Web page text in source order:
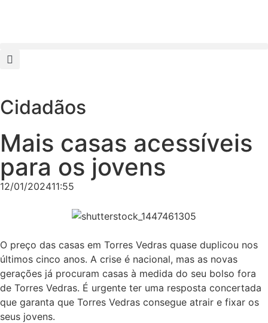
Cidadãos
Mais casas acessíveis
para os jovens
12/01/202411:55
O preço das casas em Torres Vedras quase duplicou nos
últimos cinco anos. A crise é nacional, mas as novas
gerações já procuram casas à medida do seu bolso fora
de Torres Vedras. É urgente ter uma resposta concertada
que garanta que Torres Vedras consegue atrair e fixar os
seus jovens.